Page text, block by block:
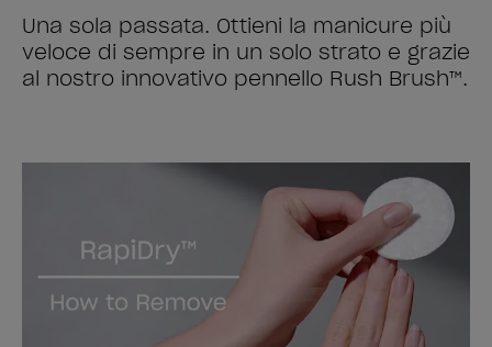
Una sola passata. Ottieni la manicure più
veloce di sempre in un solo strato e grazie
al nostro innovativo pennello Rush Brush™.